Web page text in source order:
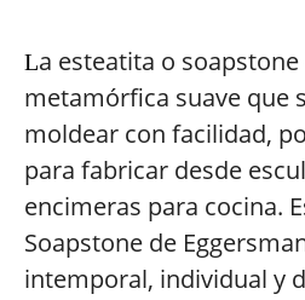
La esteatita o
metamórfica suave que
moldear con facilidad,
para fabricar desde
encimeras para cocina.
Soapstone de
intemporal, individual y